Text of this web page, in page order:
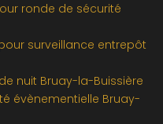
ronde de sécurité
surveillance entrepôt
nuit Bruay-la-Buissière
évènementielle Bruay-